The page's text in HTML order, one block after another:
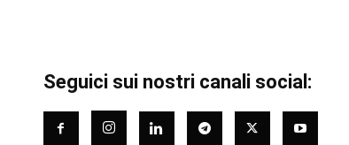
Seguici sui nostri canali social: